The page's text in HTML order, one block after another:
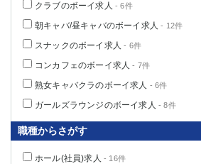
クラブのボーイ求人 - 6件
朝キャバ/昼キャバのボーイ求人 - 12件
スナックのボーイ求人 - 6件
コンカフェのボーイ求人 - 7件
熟女キャバクラのボーイ求人 - 6件
ガールズラウンジのボーイ求人 - 8件
職種からさがす
ホール(社員)求人 - 16件